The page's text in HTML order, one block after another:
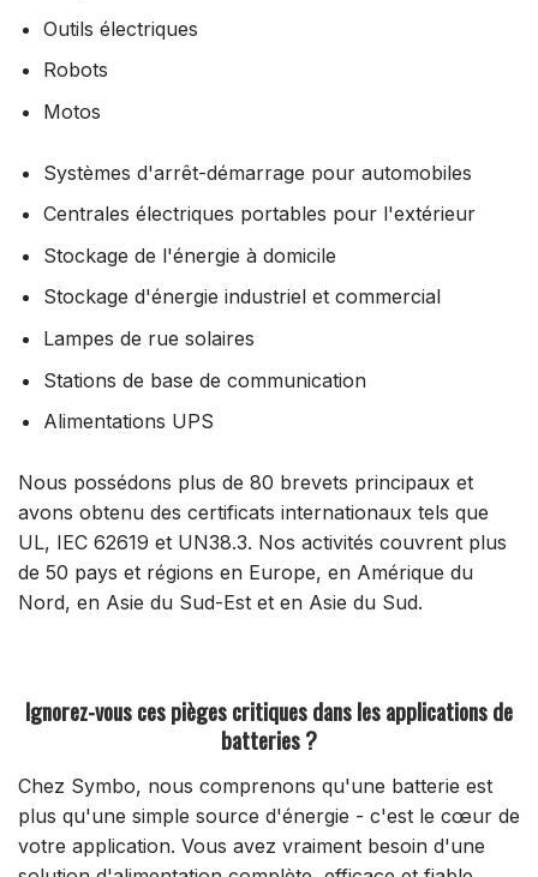
Outils électriques
Robots
Motos
Systèmes d'arrêt-démarrage pour automobiles
Centrales électriques portables pour l'extérieur
Stockage de l'énergie à domicile
Stockage d'énergie industriel et commercial
Lampes de rue solaires
Stations de base de communication
Alimentations UPS
Nous possédons plus de 80 brevets principaux et
avons obtenu des certificats internationaux tels que
UL, IEC 62619 et UN38.3. Nos activités couvrent plus
de 50 pays et régions en Europe, en Amérique du
Nord, en Asie du Sud-Est et en Asie du Sud.
Ignorez-vous ces pièges critiques dans les applications de
batteries ?
Chez Symbo, nous comprenons qu'une batterie est
plus qu'une simple source d'énergie - c'est le cœur de
votre application. Vous avez vraiment besoin d'une